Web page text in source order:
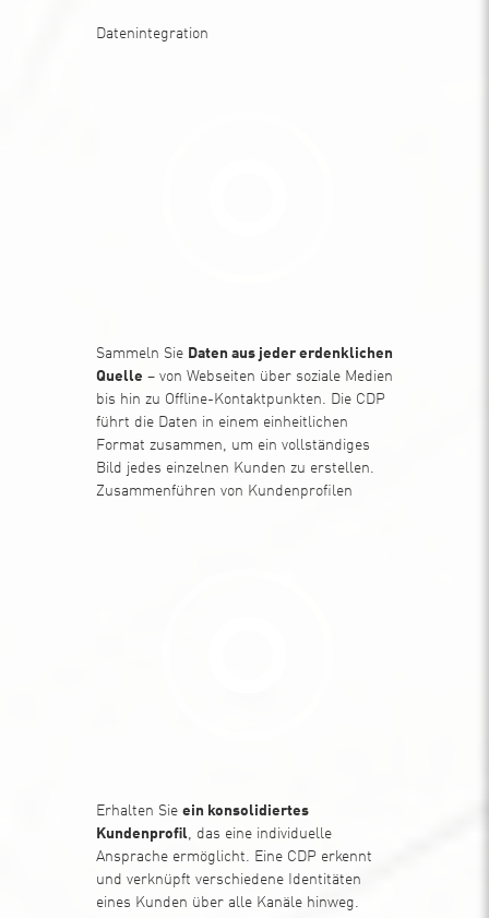
Datenintegration
Sammeln Sie Daten aus jeder erdenklichen
Quelle – von Webseiten über soziale Medien
bis hin zu Offline-Kontaktpunkten. Die CDP
führt die Daten in einem einheitlichen
Format zusammen, um ein vollständiges
Bild jedes einzelnen Kunden zu erstellen.
Zusammenführen von Kundenprofilen
Erhalten Sie ein konsolidiertes
Kundenprofil, das eine individuelle
Ansprache ermöglicht. Eine CDP erkennt
und verknüpft verschiedene Identitäten
eines Kunden über alle Kanäle hinweg.